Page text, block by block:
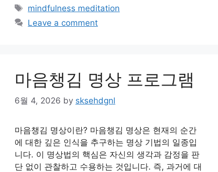
Tags
mindfulness meditation
Leave a comment
마음챙김 명상 프로그램
6월 4, 2026 by sksehdgnl
마음챙김 명상이란? 마음챙김 명상은 현재의 순간
에 대한 깊은 인식을 추구하는 명상 기법의 일종입
니다. 이 명상법의 핵심은 자신의 생각과 감정을 판
단 없이 관찰하고 수용하는 것입니다. 즉, 과거에 대